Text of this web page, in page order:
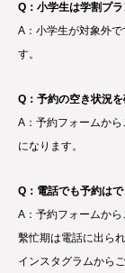
Q：小学生は学割プ
A：小学生が対象外
す。
Q：予約の空き状況
A：予約フォームか
になります。
Q：電話でも予約は
A：予約フォームから
繫忙期は電話に出ら
インスタグラムから